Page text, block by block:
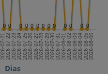
Dias
0 0 0 0 0 0 0 0 0 0 0 0 0
2026-07-212026-07-222026-07-232026-07-242026-07-252026-07-262026-07-272026-07-282026-07-292026-07-302026-07-312026-08-012026-08-022026-08-032026-08-042026-08-052026-08-06